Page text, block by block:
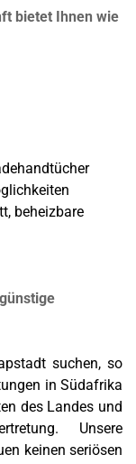
bietet Ihnen wie
beheizbare
suchen, so
in Südafrika
des Landes und
Unsere
keinen seriösen